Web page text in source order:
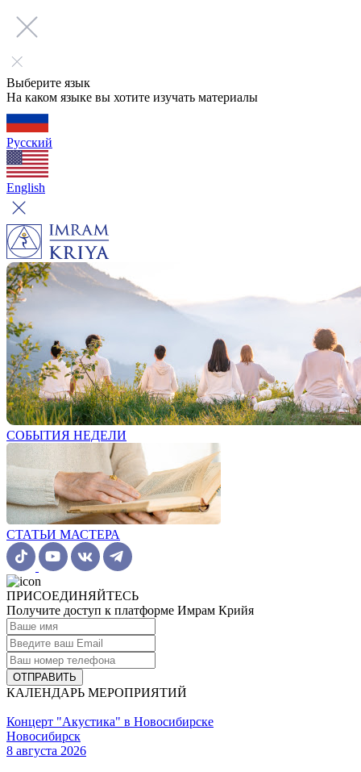
Выберите язык
На каком языке вы хотите изучать материалы
Русский
English
СОБЫТИЯ НЕДЕЛИ
СТАТЬИ МАСТЕРА
ПРИСОЕДИНЯЙТЕСЬ
Получите доступ к платформе Имрам Крийя
ОТПРАВИТЬ
КАЛЕНДАРЬ МЕРОПРИЯТИЙ
Концерт "Акустика" в Новосибирске
Новосибирск
8 августа 2026